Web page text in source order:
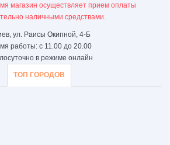
магазин осуществляет прием оплаты
наличными средствами.
ул. Раисы Окипной, 4-Б
работы: с 11.00 до 20.00
в режиме онлайн
ТОП ГОРОДОВ